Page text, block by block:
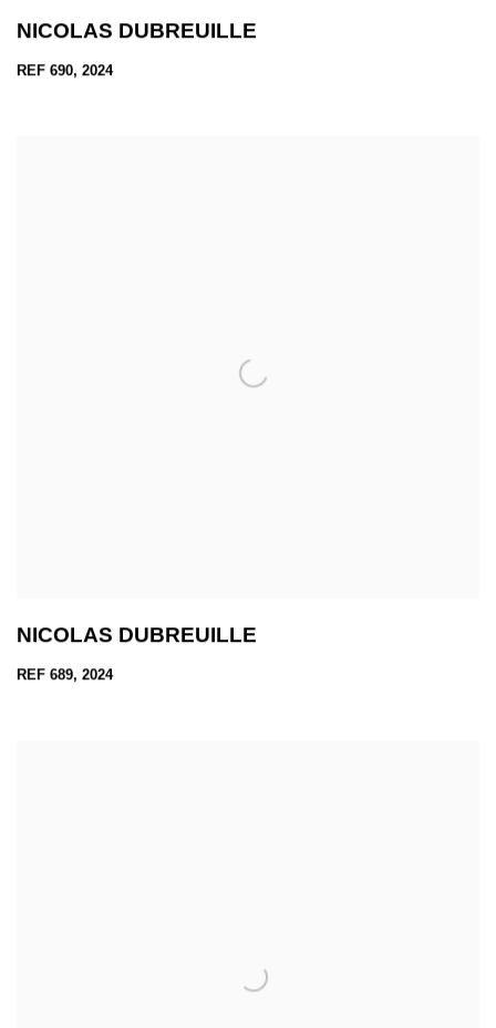
NICOLAS DUBREUILLE
REF 690, 2024
NICOLAS DUBREUILLE
REF 689, 2024